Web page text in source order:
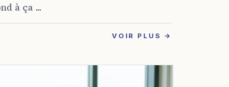
à ça ...
VOIR PLUS →